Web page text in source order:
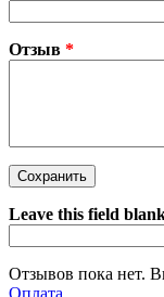
Отзыв *
Leave this field
Отзывов пока нет.
Оплата